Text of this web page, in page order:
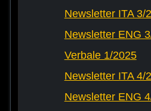
Newsletter ITA 3/
Newsletter ENG
Verbale 1/2025
Newsletter ITA 4/
Newsletter ENG